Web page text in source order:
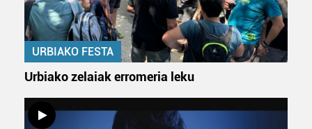
URBIAKO FESTA
Urbiako zelaiak erromeria leku